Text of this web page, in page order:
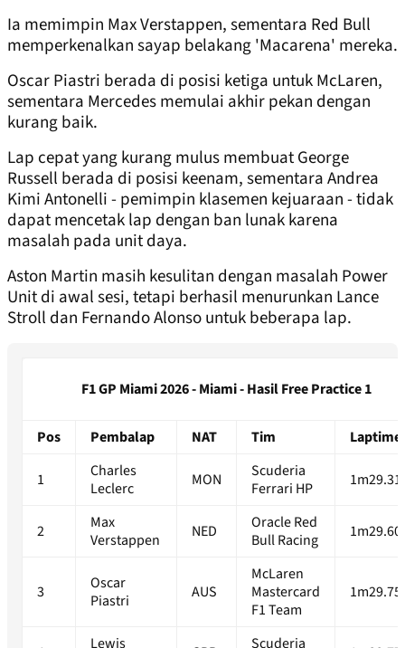
Ia memimpin Max Verstappen, sementara Red Bull
memperkenalkan sayap belakang 'Macarena' mereka.
Oscar Piastri berada di posisi ketiga untuk McLaren,
sementara Mercedes memulai akhir pekan dengan
kurang baik.
Lap cepat yang kurang mulus membuat George
Russell berada di posisi keenam, sementara Andrea
Kimi Antonelli - pemimpin klasemen kejuaraan - tidak
dapat mencetak lap dengan ban lunak karena
masalah pada unit daya.
Aston Martin masih kesulitan dengan masalah Power
Unit di awal sesi, tetapi berhasil menurunkan Lance
Stroll dan Fernando Alonso untuk beberapa lap.
F1 GP Miami 2026 - Miami - Hasil Free Practice 1
Pos Pembalap NAT Tim Laptime
1
Charles
Leclerc
MON
Scuderia
Ferrari HP
2
Max
Verstappen
NED
Oracle Red
Bull Racing
3
Oscar
Piastri
AUS
McLaren
Mastercard
F1 Team
Lewis Scuderia